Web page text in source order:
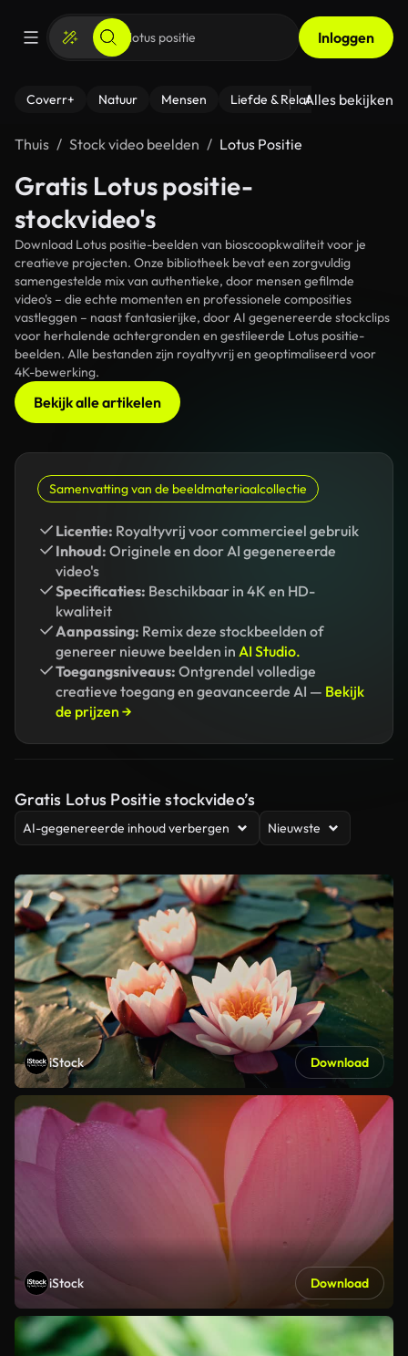
Inloggen
Coverr+ Natuur Mensen Liefde & Relaties - Fitness
Alles bekijken
Thuis Stock video beelden Lotus Positie
Gratis Lotus positie-
stockvideo's
Download Lotus positie-beelden van bioscoopkwaliteit voor je
creatieve projecten. Onze bibliotheek bevat een zorgvuldig
samengestelde mix van authentieke, door mensen gefilmde
video's – die echte momenten en professionele composities
vastleggen – naast fantasierijke, door AI gegenereerde stockclips
voor herhalende achtergronden en gestileerde Lotus positie-
beelden. Alle bestanden zijn royaltyvrij en geoptimaliseerd voor
4K-bewerking.
Bekijk alle artikelen
Samenvatting van de beeldmateriaalcollectie
Licentie: Royaltyvrij voor commercieel gebruik
Inhoud: Originele en door AI gegenereerde
video's
Specificaties: Beschikbaar in 4K en HD-
kwaliteit
Aanpassing: Remix deze stockbeelden of
genereer nieuwe beelden in AI Studio.
Toegangsniveaus: Ontgrendel volledige
creatieve toegang en geavanceerde AI — Bekijk
de prijzen →
Gratis Lotus Positie stockvideo’s
AI-gegenereerde inhoud verbergen Nieuwste
iStock Download
iStock Download